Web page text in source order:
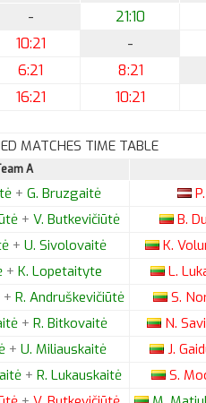
- 21:10
10:21 -
6:21 8:21
16:21 10:21
MATCHES TIME TABLE
A
+ G. Bruzgaitė P.
+ V. Butkevičiūtė B.
+ U. Sivolovaitė K.
+ K. Lopetaityte L.
+ R. Andruškevičiūtė S.
+ R. Bitkovaitė N.
+ U. Miliauskaitė J.
+ R. Lukauskaitė S.